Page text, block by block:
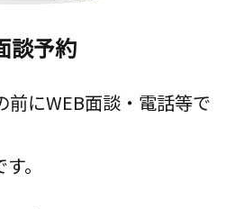
談予約
前にWEB面談・電話等で
。